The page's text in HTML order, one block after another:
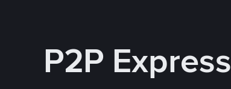
P2P Express